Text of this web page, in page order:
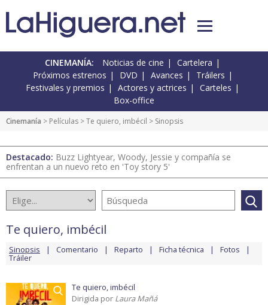
CINEMANÍA: Noticias de cine
Cartelera
Próximos estrenos
DVD Avances
Tráilers
Festivales y premios
Actores y actrices
Carteles
Box-office
Cinemanía > Películas >Te quiero, imbécil > Sinopsis
Destacado: Buzz Lightyear, Woody, Jessie y compañía se
enfrentan a un nuevo reto en 'Toy story 5'
Te quiero, imbécil
Sinopsis Comentario Reparto Ficha técnica Fotos
Tráiler
Te quiero, imbécil
Dirigida por Laura Mañá